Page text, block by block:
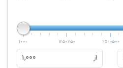
1000 1250750 2500500
از 1,000